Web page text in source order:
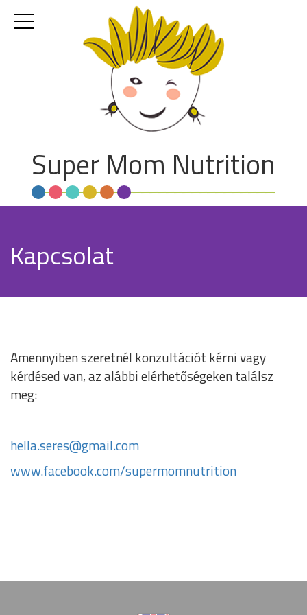
Super Mom Nutrition
Kapcsolat
Amennyiben szeretnél konzultációt kérni vagy
kérdésed van, az alábbi elérhetőségeken találsz
meg:
hella.seres@gmail.com
www.facebook.com/supermomnutrition